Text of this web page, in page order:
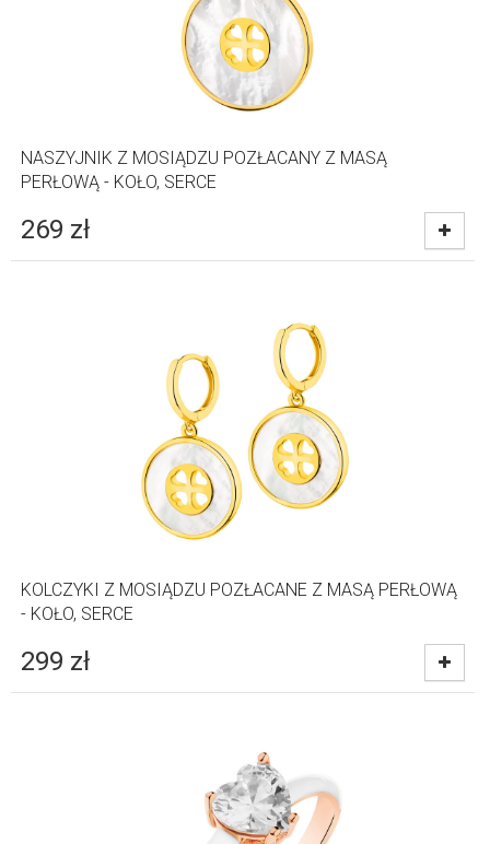
NASZYJNIK Z MOSIĄDZU POZŁACANY Z MASĄ
PERŁOWĄ - KOŁO, SERCE
269 zł
KOLCZYKI Z MOSIĄDZU POZŁACANE Z MASĄ PERŁOWĄ
- KOŁO, SERCE
299 zł